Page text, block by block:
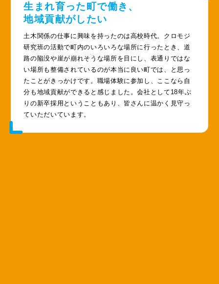
生まれ育った町で働き、
地域貢献がしたい
土木関係の仕事に興味を持ったのは高校時代。クロモジ
研究班の活動で町内のいろいろな場所に行ったとき、道
路の陥没や崖が崩れそうな場所を目にし、表通りではな
い場所も整備されているのが本当に良い町では、と思っ
たことがきっかけです。職場体験に参加し、ここなら自
分も地域貢献ができると感じました。会社として18年ぶ
りの新卒採用ということもあり、皆さんに温かく見守っ
ていただいています。